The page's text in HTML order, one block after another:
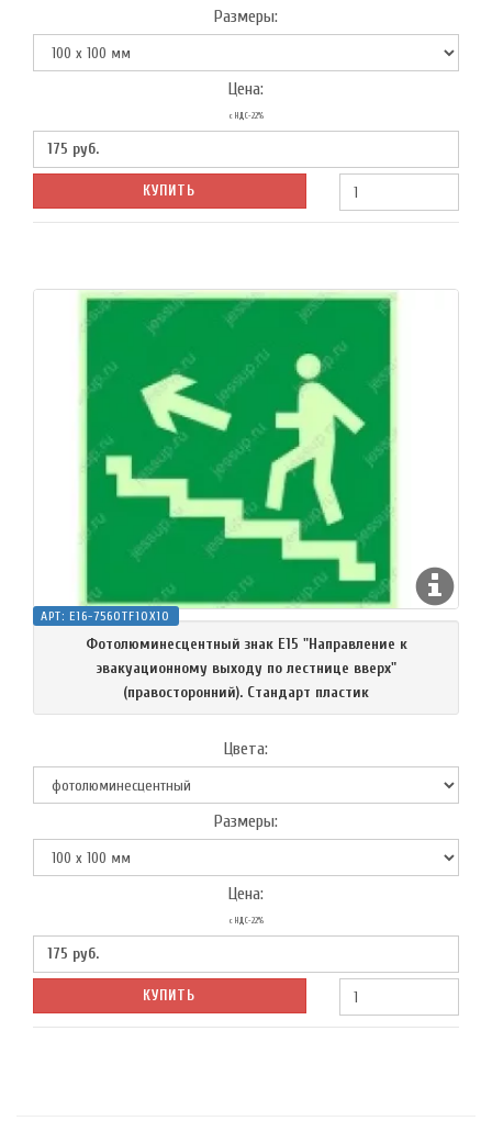
Размеры:
Цена:
с НДС-22%
175 руб.
КУПИТЬ
АРТ: E16-7560TF10X10
Фотолюминесцентный знак Е15 "Направление к
эвакуационному выходу по лестнице вверх"
(правосторонний). Стандарт пластик
Цвета:
Размеры:
Цена:
с НДС-22%
175 руб.
КУПИТЬ